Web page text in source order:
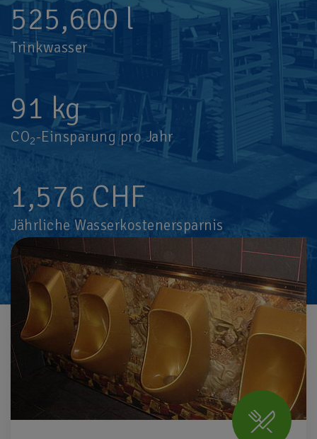
525,600l
Trinkwasser
91 kg
CO2-Einsparung pro Jahr
1,576 CHF
Jährliche Wasserkostenersparnis